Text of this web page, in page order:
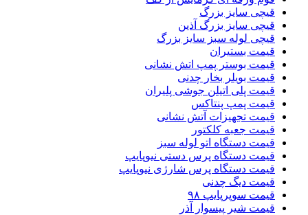
قیچی سایز بزرگ
قیچی سایز بزرگ آذین
قیچی لوله سبز سایز بزرگ
قیمت بستیران
قیمت بوستر پمپ اتش نشانی
قیمت بویلر بخار چدنی
قیمت پلی اتیلن جوشی پلیران
قیمت پمپ پنتاکس
قیمت تجهیزات آتش نشانی
قیمت جعبه کلکتور
قیمت دستگاه اتو لوله سبز
قیمت دستگاه پرس دستی نیوپایپ
قیمت دستگاه پرس شارژی نیوپایپ
قیمت دیگ چدنی
قیمت سوپرپایپ ۹۸
قیمت شیر پیسوار آذر